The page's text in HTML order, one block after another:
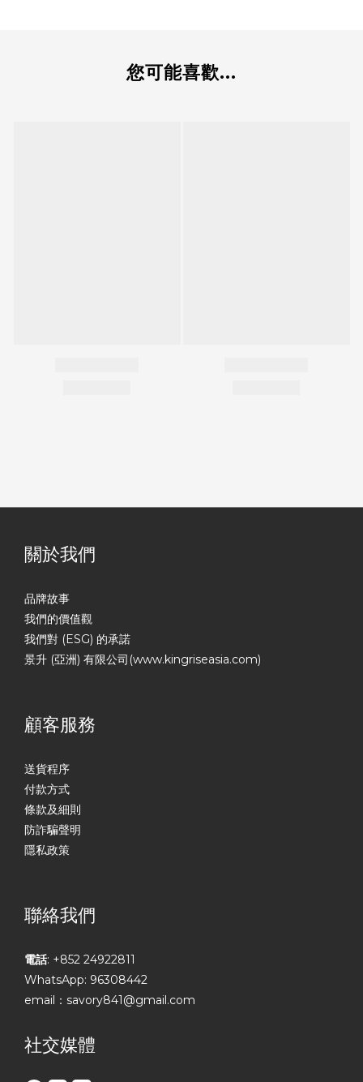
您可能喜歡...
關於我們
品牌故事
我們的價值觀
我們對 (ESG) 的承諾
景升 (亞洲) 有限公司(www.kingriseasia.com)
顧客服務
送貨程序
付款方式
條款及細則
防詐騙聲明
隱私政策
聯絡我們
電話: +852 24922811
WhatsApp: 96308442
email：savory841@gmail.com
社交媒體